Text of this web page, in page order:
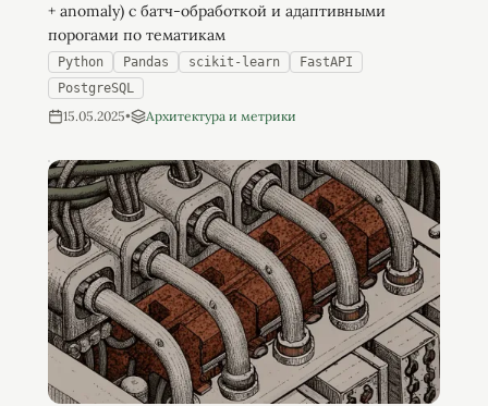
+ anomaly) с батч-обработкой и адаптивными
порогами по тематикам
Python Pandas scikit-learn
FastAPI
PostgreSQL
15.05.2025• Архитектура и метрики